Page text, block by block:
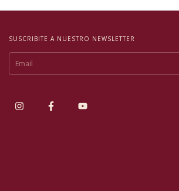
SUSCRIBITE A NUESTRO NEWSLETTER